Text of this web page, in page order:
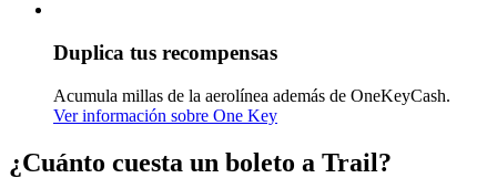
Duplica tus recompensas
Acumula millas de la aerolínea además de OneKeyCash.
Ver información sobre One Key
¿Cuánto cuesta un boleto a Trail?